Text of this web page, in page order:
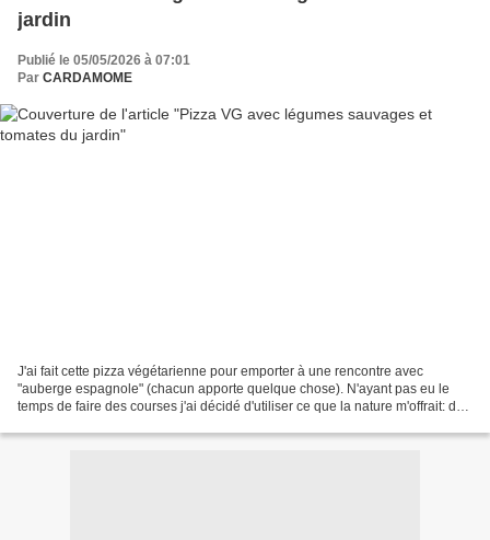
jardin
Publié le 05/05/2026 à 07:01
Par CARDAMOME
J'ai fait cette pizza végétarienne pour emporter à une rencontre avec
"auberge espagnole" (chacun apporte quelque chose). N'ayant pas eu le
temps de faire des courses j'ai décidé d'utiliser ce que la nature m'offrait: des